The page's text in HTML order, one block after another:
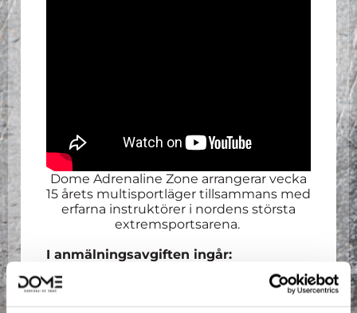
Dome Adrenaline Zone arrangerar vecka
15 årets multisportläger tillsammans med
erfarna instruktörer i nordens största
extremsportsarena.
I anmälningsavgiften ingår: